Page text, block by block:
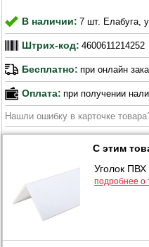
В наличии: 7 шт. Елабуга,
Штрих-код: 4600611214252
Бесплатно: при онлайн
Оплата: при получении
Нашли ошибку в карточке
С этим
Уголок
подробнее о